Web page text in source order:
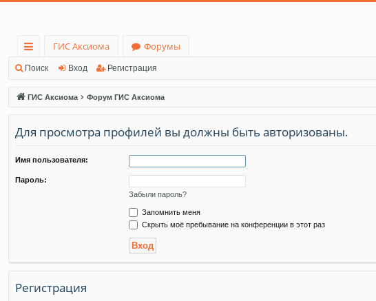
с
ы
лк
и
ГИС Аксиома
Форумы
Поиск Вход Регистрация
ГИС Аксиома Форум ГИС Аксиома
Для просмотра профилей вы должны быть авторизованы.
Имя пользователя:
Пароль:
Забыли пароль?
Запомнить меня
Скрыть моё пребывание на конференции в этот раз
Регистрация